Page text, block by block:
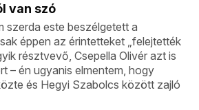
van szó
szerda este beszélgetett a
éppen az érintetteket „felejtették
résztvevő, Csepella Olivér azt is
– én ugyanis elmentem, hogy
és Hegyi Szabolcs között zajló